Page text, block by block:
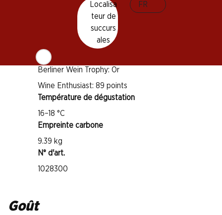
Localisa
teur de
succurs
ales
FR
Mundus Vini: Grand Gold
Berliner Wein Trophy: Or
Wine Enthusiast: 89 points
Température de dégustation
16–18 °C
Empreinte carbone
9.39 kg
N° d'art.
1028300
Goût